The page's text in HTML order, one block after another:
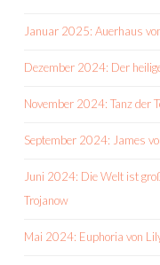
Januar 2025: Auerhaus
Dezember 2024: Der
November 2024: Tanz der
September 2024: James
Juni 2024: Die Welt ist
Trojanow
Mai 2024: Euphoria von